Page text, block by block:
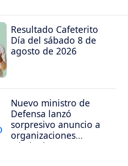
Resultado Cafeterito
Día del sábado 8 de
agosto de 2026
Nuevo ministro de
Defensa lanzó
sorpresivo anuncio a
organizaciones
criminales